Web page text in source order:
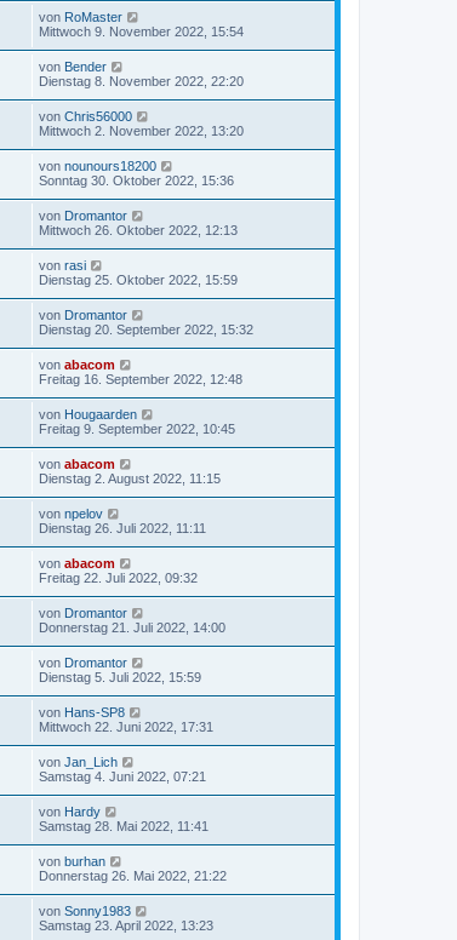
von RoMaster
Mittwoch 9. November 2022, 15:54
von Bender
Dienstag 8. November 2022, 22:20
von Chris56000
Mittwoch 2. November 2022, 13:20
von nounours18200
Sonntag 30. Oktober 2022, 15:36
von Dromantor
Mittwoch 26. Oktober 2022, 12:13
von rasi
Dienstag 25. Oktober 2022, 15:59
von Dromantor
Dienstag 20. September 2022, 15:32
von abacom
Freitag 16. September 2022, 12:48
von Hougaarden
Freitag 9. September 2022, 10:45
von abacom
Dienstag 2. August 2022, 11:15
von npelov
Dienstag 26. Juli 2022, 11:11
von abacom
Freitag 22. Juli 2022, 09:32
von Dromantor
Donnerstag 21. Juli 2022, 14:00
von Dromantor
Dienstag 5. Juli 2022, 15:59
von Hans-SP8
Mittwoch 22. Juni 2022, 17:31
von Jan_Lich
Samstag 4. Juni 2022, 07:21
von Hardy
Samstag 28. Mai 2022, 11:41
von burhan
Donnerstag 26. Mai 2022, 21:22
von Sonny1983
Samstag 23. April 2022, 13:23